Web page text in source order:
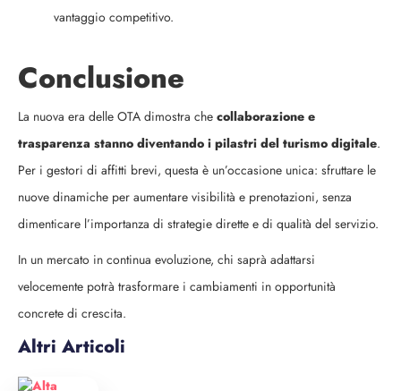
vantaggio competitivo.
Conclusione
La nuova era delle OTA dimostra che collaborazione e
trasparenza stanno diventando i pilastri del turismo digitale.
Per i gestori di affitti brevi, questa è un’occasione unica: sfruttare le
nuove dinamiche per aumentare visibilità e prenotazioni, senza
dimenticare l’importanza di strategie dirette e di qualità del servizio.
In un mercato in continua evoluzione, chi saprà adattarsi
velocemente potrà trasformare i cambiamenti in opportunità
concrete di crescita.
Altri Articoli